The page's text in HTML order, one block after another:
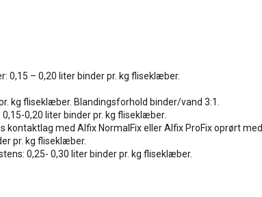
0,15 – 0,20 liter binder pr. kg fliseklæber.
kg fliseklæber. Blandingsforhold binder/vand 3:1.
0,20 liter binder pr. kg fliseklæber.
med Alfix NormalFix eller Alfix ProFix oprørt med
pr. kg fliseklæber.
0,25- 0,30 liter binder pr. kg fliseklæber.